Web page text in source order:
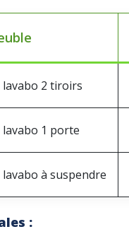
2 tiroirs
1 porte
à suspendre
: